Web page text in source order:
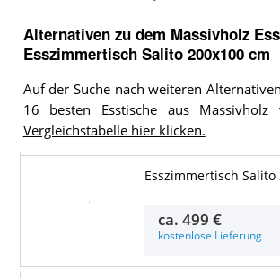
Alternativen zu dem Massivholz
Esszimmertisch Salito 200x100 cm
Auf der Suche nach weiteren
16 besten Esstische aus Massivholz
Vergleichstabelle hier klicken.
Esszimmertisch Salito
ca.499 €
kostenlose Lieferung